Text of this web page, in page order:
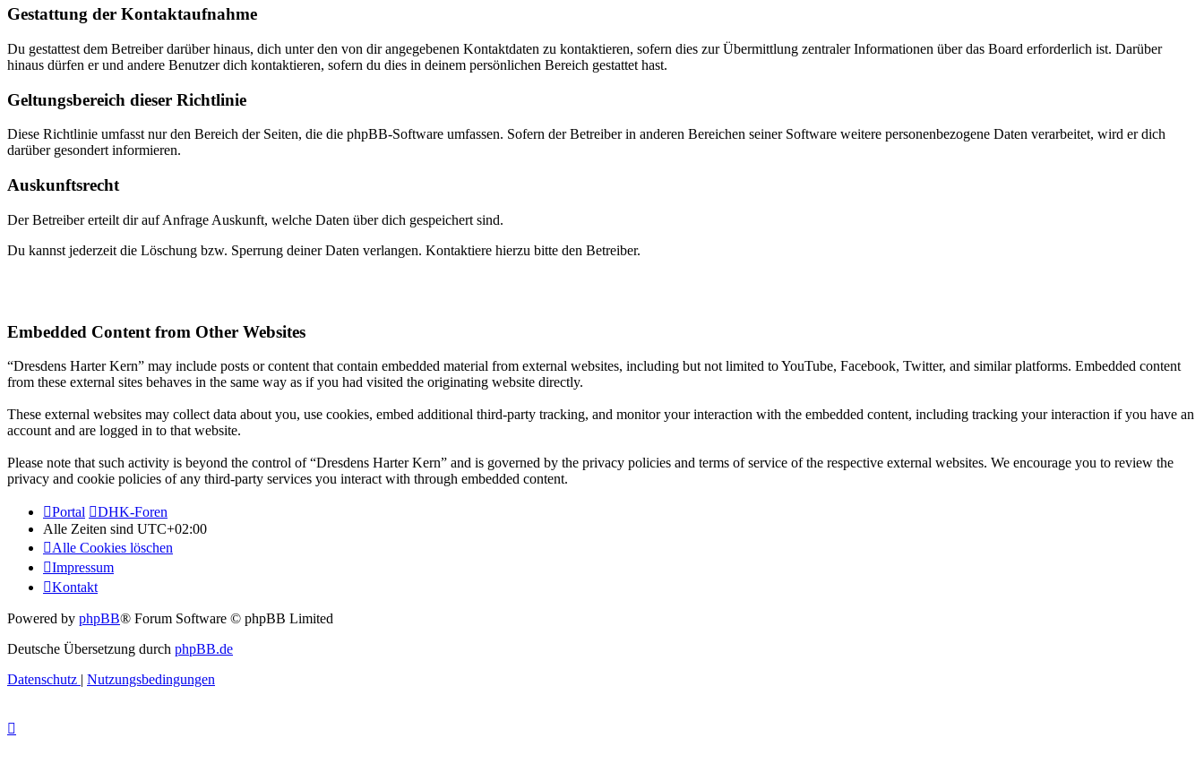
Gestattung der Kontaktaufnahme
Du gestattest dem Betreiber darüber hinaus, dich unter den von dir angegebenen Kontaktdaten zu kontaktieren, sofern dies zur Übermittlung zentraler Informationen über das Board erforderlich ist. Darüber
hinaus dürfen er und andere Benutzer dich kontaktieren, sofern du dies in deinem persönlichen Bereich gestattet hast.
Geltungsbereich dieser Richtlinie
Diese Richtlinie umfasst nur den Bereich der Seiten, die die phpBB-Software umfassen. Sofern der Betreiber in anderen Bereichen seiner Software weitere personenbezogene Daten verarbeitet, wird er dich
darüber gesondert informieren.
Auskunftsrecht
Der Betreiber erteilt dir auf Anfrage Auskunft, welche Daten über dich gespeichert sind.
Du kannst jederzeit die Löschung bzw. Sperrung deiner Daten verlangen. Kontaktiere hierzu bitte den Betreiber.
Embedded Content from Other Websites
“Dresdens Harter Kern” may include posts or content that contain embedded material from external websites, including but not limited to YouTube, Facebook, Twitter, and similar platforms. Embedded content
from these external sites behaves in the same way as if you had visited the originating website directly.
These external websites may collect data about you, use cookies, embed additional third-party tracking, and monitor your interaction with the embedded content, including tracking your interaction if you have an
account and are logged in to that website.
Please note that such activity is beyond the control of “Dresdens Harter Kern” and is governed by the privacy policies and terms of service of the respective external websites. We encourage you to review the
privacy and cookie policies of any third-party services you interact with through embedded content.
Portal
DHK-Foren
Alle Zeiten sind UTC+02:00
Alle Cookies löschen
Impressum
Kontakt
Powered by phpBB® Forum Software © phpBB Limited
Deutsche Übersetzung durch phpBB.de
Datenschutz | Nutzungsbedingungen